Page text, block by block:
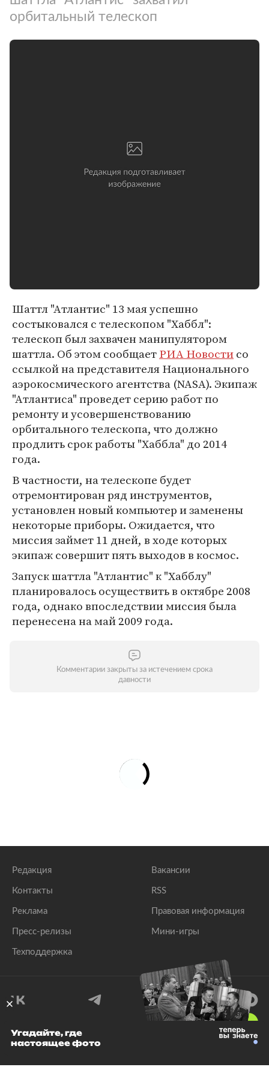
орбитальный телескоп
Шаттл "Атлантис" 13 мая успешно
состыковался с телескопом "Хаббл":
телескоп был захвачен манипулятором
шаттла. Об этом сообщаетРИА Новостисо
ссылкой на представителя Национального
аэрокосмического агентства (NASA). Экипаж
"Атлантиса" проведет серию работ по
ремонту и усовершенствованию
орбитального телескопа, что должно
продлить срок работы "Хаббла" до 2014
года.
В частности, на телескопе будет
отремонтирован ряд инструментов,
установлен новый компьютер и заменены
некоторые приборы. Ожидается, что
миссия займет 11 дней, в ходе которых
экипаж совершит пять выходов в космос.
Запуск шаттла "Атлантис" к "Хабблу"
планировалось осуществить в октябре 2008
года, однако впоследствии миссия была
перенесена на май 2009 года.
Комментарии закрыты за истечением срока
давности
Редакция
Контакты
Реклама
Пресс-релизы
Техподдержка
Вакансии
RSS
Правовая информация
Мини-игры
© 1999–2026 Все права защищены.
Угадайте, где
настоящее фото